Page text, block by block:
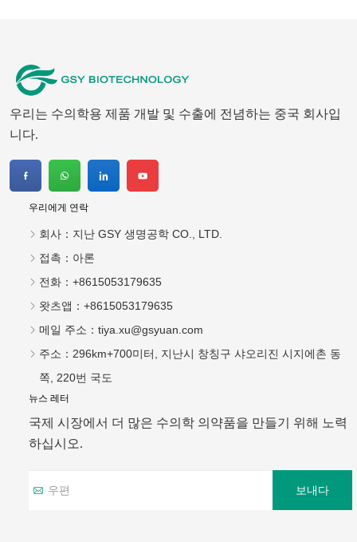
우리는 수의학용 제품 개발 및 수출에 전념하는 중국 회사입
니다.
우리에게 연락
회사： 지난 GSY 생명공학 CO., LTD.
접촉： 아론
전화： +8615053179635
왓츠앱： +8615053179635
메일 주소： tiya.xu@gsyuan.com
주소： 296km+700미터, 지난시 창칭구 샤오리진 시지에촌 동
쪽, 220번 국도
뉴스 레터
국제 시장에서 더 많은 수의학 의약품을 만들기 위해 노력
하십시오.
보내다